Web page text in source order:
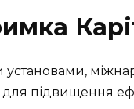
установами,
підвищення